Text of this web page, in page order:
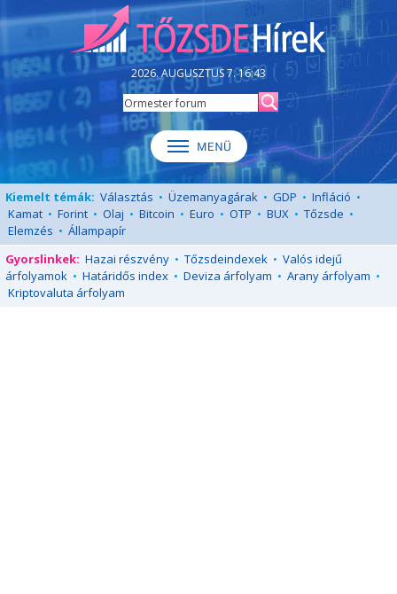
2026. AUGUSZTUS 7. 16:43
Kiemelt témák: Választás • Üzemanyagárak • GDP • Infláció •
Kamat • Forint • Olaj • Bitcoin • Euro • OTP • BUX • Tőzsde •
Elemzés • Állampapír
Gyorslinkek: Hazai részvény • Tőzsdeindexek • Valós idejű
árfolyamok • Határidős index • Deviza árfolyam • Arany árfolyam •
Kriptovaluta árfolyam